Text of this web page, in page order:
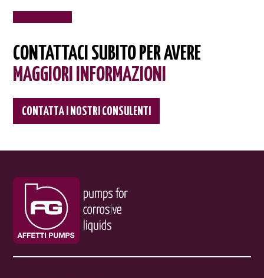
CONTATTACI SUBITO PER AVERE
MAGGIORI INFORMAZIONI
CONTATTA I NOSTRI CONSULENTI